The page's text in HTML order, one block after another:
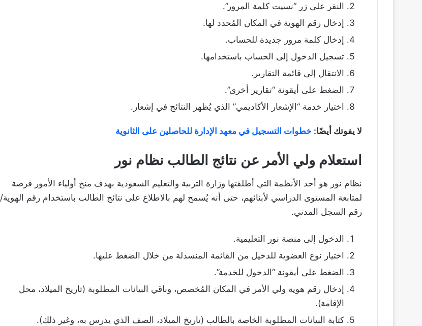
النقر على زر “نسيت كلمة المرور”.
إدخال رقم الهوية في المكان المُحدد لها.
إدخال كلمة مرور جديدة للحساب.
تسجيل الدخول إلى الحساب باستخدامها.
الانتقال إلى قائمة التقارير.
الضغط على أيقونة “تقارير أخرى”.
اختيار خدمة “الإشعار الأكاديمي” الذي يُظهر النتائج في إشعار.
لا يفوتك أيضًا: خطوات التسجيل في معهد الإدارة للحاصلين على الثانوية
استعلام ولي الأمر عن نتائج الطالب نظام نور
نظام نور هو أحد الأنظمة التي أطلقتها وزارة التربية والتعليم السعودية بهدف منح أولياء الأمور فرصة
لمتابعة المستوى الدراسي لأبنائهم، حتى أنه يُسمح لهم بالاطلاع على نتائج الطالب باستخدام رقم الهوية/
رقم السجل المدني.
الدخول إلى منصة نور التعليمية.
اختيار نوع العضوية للدخيل من القائمة المنسدلة من خلال الضغط عليها.
الضغط على أيقونة “الدخول للخدمة”.
إدخال رقم هوية ولي الأمر في المكان المُخصص، وباقي البيانات المطلوبة (تاريخ الميلاد، محل
الإقامة).
كتابة البيانات المطلوبة الخاصة بالطالب (تاريخ الميلاد، الصف الذي يدرس به، وغير ذلك).